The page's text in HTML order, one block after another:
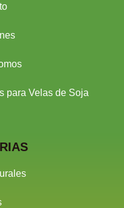
para Velas de Soja